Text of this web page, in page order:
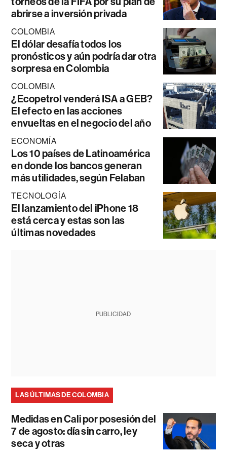
abrirse a inversión privada
COLOMBIA
El dólar desafía todos los
pronósticos y aún podría dar otra
sorpresa en Colombia
COLOMBIA
¿Ecopetrol venderá ISA a GEB?
El efecto en las acciones
envueltas en el negocio del año
ECONOMÍA
Los 10 países de Latinoamérica
en donde los bancos generan
más utilidades, según Felaban
TECNOLOGÍA
El lanzamiento del iPhone 18
está cerca y estas son las
últimas novedades
PUBLICIDAD
LAS ÚLTIMAS DE COLOMBIA
Medidas en Cali por posesión del
7 de agosto: día sin carro, ley
seca y otras